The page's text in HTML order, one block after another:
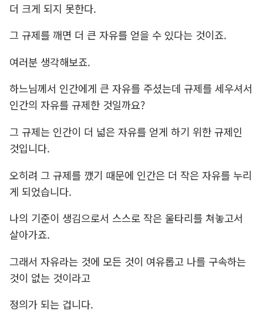
더 크게 되지 못한다.
그 규제를 깨면 더 큰 자유를 얻을 수 있다는 것이죠.
여러분 생각해보죠.
하느님께서 인간에게 큰 자유를 주셨는데 규제를 세우셔서
인간의 자유를 규제한 것일까요?
그 규제는 인간이 더 넓은 자유를 얻게 하기 위한 규제인
것입니다.
오히려 그 규제를 깼기 때문에 인간은 더 작은 자유를 누리
게 되었습니다.
나의 기준이 생김으로서 스스로 작은 울타리를 쳐놓고서
살아가죠.
그래서 자유라는 것에 모든 것이 여유롭고 나를 구속하는
것이 없는 것이라고
정의가 되는 겁니다.